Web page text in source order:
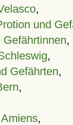
,
und
,
,
Gefährten,
,
,